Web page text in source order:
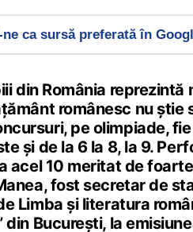
ne ca sursă preferată în
din România reprezintă
românesc nu știe
pe olimpiade,
și de la 6 la 8, la 9.
acel 10 meritat de
fost secretar de
Limba și literatura
din București, la